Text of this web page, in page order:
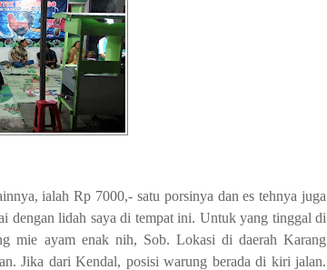
ialah Rp 7000,- satu porsinya dan es tehnya juga
dengan lidah saya di tempat ini. Untuk yang tinggal di
mie ayam enak nih, Sob. Lokasi di daerah Karang
Jika dari Kendal, posisi warung berada di kiri jalan.